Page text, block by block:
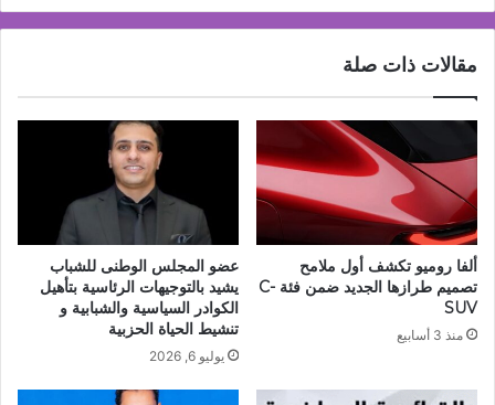
مقالات ذات صلة
ألفا روميو تكشف أول ملامح
تصميم طرازها الجديد ضمن فئة C-
SUV
منذ 3 أسابيع
عضو المجلس الوطنى للشباب
يشيد بالتوجيهات الرئاسية بتأهيل
الكوادر السياسية والشبابية و
تنشيط الحياة الحزبية
يوليو 6, 2026